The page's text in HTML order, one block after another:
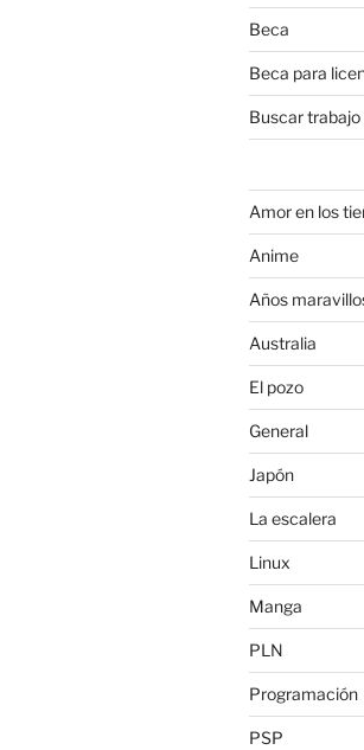
Beca
Beca para
Buscar
Amor en los
Anime
Años
Australia
El pozo
General
Japón
La escalera
Linux
Manga
PLN
Programación
PSP